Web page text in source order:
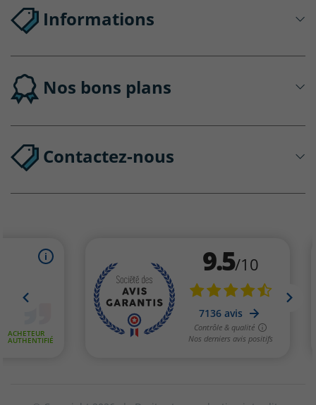
Informations
Nos bons plans
Contactez-nous